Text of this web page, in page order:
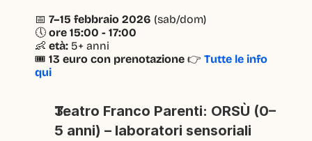
📅 7–15 febbraio 2026 (sab/dom)
🕔 ore 15:00 - 17:00
👶 età: 5+ anni
🎟 13 euro con prenotazione 👉 Tutte le info
qui
Teatro Franco Parenti: ORSÙ (0–
5 anni) – laboratori sensoriali